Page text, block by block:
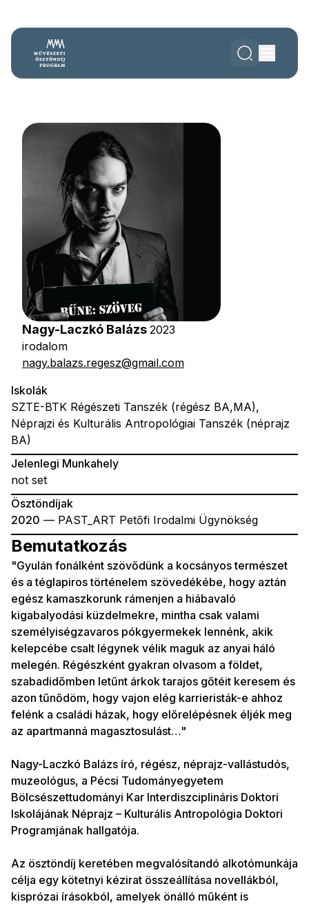
Nagy-Laczkó Balázs 2023
irodalom
nagy.balazs.regesz@gmail.com
Bemutatkozás
"Gyulán fonálként szövődünk a kocsányos természet
és a téglapiros történelem szövedékébe, hogy aztán
egész kamaszkorunk rámenjen a hiábavaló
kigabalyodási küzdelmekre, mintha csak valami
személyiségzavaros pókgyermekek lennénk, akik
kelepcébe csalt légynek vélik maguk az anyai háló
melegén. Régészként gyakran olvasom a földet,
szabadidőmben letűnt árkok tarajos gőtéit keresem és
azon tűnődöm, hogy vajon elég karrieristák-e ahhoz
felénk a családi házak, hogy előrelépésnek éljék meg
az apartmanná magasztosulást…"
Nagy-Laczkó Balázs író, régész, néprajz-vallástudós,
muzeológus, a Pécsi Tudományegyetem
Bölcsészettudományi Kar Interdiszciplináris Doktori
Iskolájának Néprajz – Kulturális Antropológia Doktori
Programjának hallgatója.
Az ösztöndíj keretében megvalósítandó alkotómunkája
célja egy kötetnyi kézirat összeállítása novellákból,
kisprózai írásokból, amelyek önálló műként is
Iskolák
SZTE-BTK Régészeti Tanszék (régész BA,MA),
Néprajzi és Kulturális Antropológiai Tanszék (néprajz
BA)
Jelenlegi Munkahely
not set
Ösztöndíjak
2020 — PAST_ART Petőfi Irodalmi Ügynökség